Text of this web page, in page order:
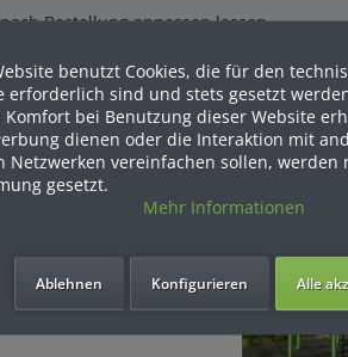
Bestellung anpassen lassen.
benutzt Cookies, die für den
erforderlich sind und stets gesetzt
Komfort bei Benutzung dieser Website
dienen oder die Interaktion mit
Netzwerken vereinfachen sollen,
gesetzt.
Mehr Informationen
Ablehnen Alle
Konfigurieren